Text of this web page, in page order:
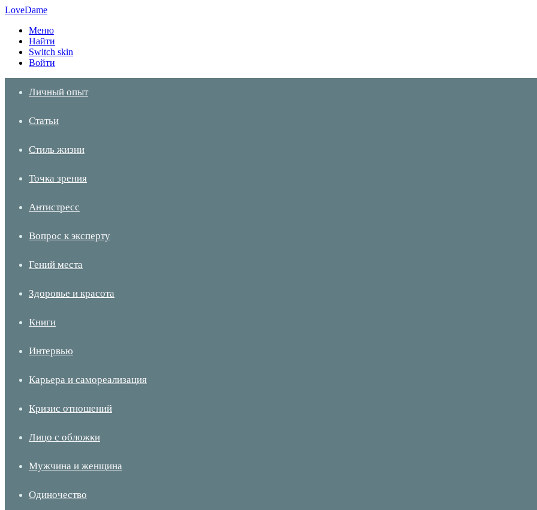
LoveDame
Меню
Найти
Switch skin
Войти
Личный опыт
Статьи
Стиль жизни
Точка зрения
Антистресс
Вопрос к эксперту
Гений места
Здоровье и красота
Книги
Интервью
Карьера и самореализация
Кризис отношений
Лицо с обложки
Мужчина и женщина
Одиночество